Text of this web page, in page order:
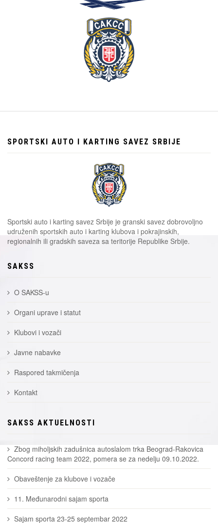
SPORTSKI AUTO I KARTING SAVEZ SRBIJE
Sportski auto i karting savez Srbije je granski savez dobrovoljno
udruženih sportskih auto i karting klubova i pokrajinskih,
regionalnih ili gradskih saveza sa teritorije Republike Srbije.
SAKSS
O SAKSS-u
Organi uprave i statut
Klubovi i vozači
Javne nabavke
Raspored takmičenja
Kontakt
SAKSS AKTUELNOSTI
Zbog miholjskih zadušnica autoslalom trka Beograd-Rakovica
Concord racing team 2022, pomera se za nedelju 09.10.2022.
Obaveštenje za klubove i vozače
11. Međunarodni sajam sporta
Sajam sporta 23-25 septembar 2022